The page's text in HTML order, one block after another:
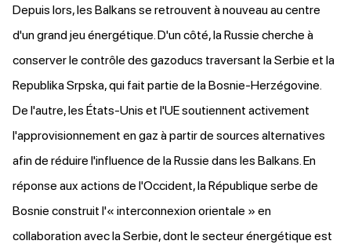
Depuis lors, les Balkans se retrouvent à nouveau au centre
d'un grand jeu énergétique. D'un côté, la Russie cherche à
conserver le contrôle des gazoducs traversant la Serbie et la
Republika Srpska, qui fait partie de la Bosnie-Herzégovine.
De l'autre, les États-Unis et l'UE soutiennent activement
l'approvisionnement en gaz à partir de sources alternatives
afin de réduire l'influence de la Russie dans les Balkans. En
réponse aux actions de l'Occident, la République serbe de
Bosnie construit l'« interconnexion orientale » en
collaboration avec la Serbie, dont le secteur énergétique est